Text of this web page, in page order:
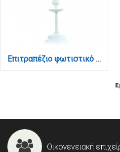
Επιτραπέζιο φωτιστικό από λευκό μέταλλο και υφασμάτινο καπέλο (3420-Λευκό)
Οικογενειακή